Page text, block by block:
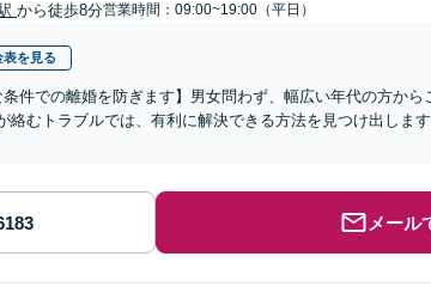
から徒歩8分営業時間：09:00~19:00（平日）
表を見る
条件での離婚を防ぎます】男女問わず、幅広い年代の方か
絡むトラブルでは、有利に解決できる方法を見つけ出しま
メール